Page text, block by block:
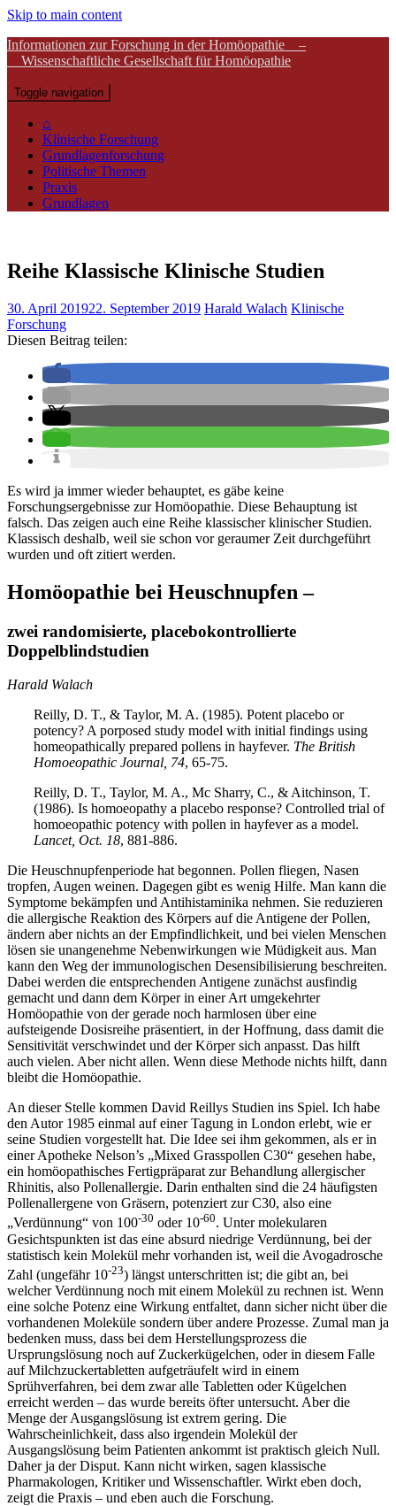
Skip to main content
Informationen zur Forschung in der Homöopathie –
Wissenschaftliche Gesellschaft für Homöopathie
Toggle navigation
⌂
Klinische Forschung
Grundlagenforschung
Politische Themen
Praxis
Grundlagen
Reihe Klassische Klinische Studien
30. April 201922. September 2019 Harald Walach Klinische
Forschung
Diesen Beitrag teilen:
Es wird ja immer wieder behauptet, es gäbe keine
Forschungsergebnisse zur Homöopathie. Diese Behauptung ist
falsch. Das zeigen auch eine Reihe klassischer klinischer Studien.
Klassisch deshalb, weil sie schon vor geraumer Zeit durchgeführt
wurden und oft zitiert werden.
Homöopathie bei Heuschnupfen –
zwei randomisierte, placebokontrollierte
Doppelblindstudien
Harald Walach
Reilly, D. T., & Taylor, M. A. (1985). Potent placebo or
potency? A porposed study model with initial findings using
homeopathically prepared pollens in hayfever. The British
Homoeopathic Journal, 74, 65-75.
Reilly, D. T., Taylor, M. A., Mc Sharry, C., & Aitchinson, T.
(1986). Is homoeopathy a placebo response? Controlled trial of
homoeopathic potency with pollen in hayfever as a model.
Lancet, Oct. 18, 881-886.
Die Heuschnupfenperiode hat begonnen. Pollen fliegen, Nasen
tropfen, Augen weinen. Dagegen gibt es wenig Hilfe. Man kann die
Symptome bekämpfen und Antihistaminika nehmen. Sie reduzieren
die allergische Reaktion des Körpers auf die Antigene der Pollen,
ändern aber nichts an der Empfindlichkeit, und bei vielen Menschen
lösen sie unangenehme Nebenwirkungen wie Müdigkeit aus. Man
kann den Weg der immunologischen Desensibilisierung beschreiten.
Dabei werden die entsprechenden Antigene zunächst ausfindig
gemacht und dann dem Körper in einer Art umgekehrter
Homöopathie von der gerade noch harmlosen über eine
aufsteigende Dosisreihe präsentiert, in der Hoffnung, dass damit die
Sensitivität verschwindet und der Körper sich anpasst. Das hilft
auch vielen. Aber nicht allen. Wenn diese Methode nichts hilft, dann
bleibt die Homöopathie.
An dieser Stelle kommen David Reillys Studien ins Spiel. Ich habe
den Autor 1985 einmal auf einer Tagung in London erlebt, wie er
seine Studien vorgestellt hat. Die Idee sei ihm gekommen, als er in
einer Apotheke Nelson’s „Mixed Grasspollen C30“ gesehen habe,
ein homöopathisches Fertigpräparat zur Behandlung allergischer
Rhinitis, also Pollenallergie. Darin enthalten sind die 24 häufigsten
Pollenallergene von Gräsern, potenziert zur C30, also eine
„Verdünnung“ von 100-30 oder 10-60. Unter molekularen
Gesichtspunkten ist das eine absurd niedrige Verdünnung, bei der
statistisch kein Molekül mehr vorhanden ist, weil die Avogadrosche
Zahl (ungefähr 10-23) längst unterschritten ist; die gibt an, bei
welcher Verdünnung noch mit einem Molekül zu rechnen ist. Wenn
eine solche Potenz eine Wirkung entfaltet, dann sicher nicht über die
vorhandenen Moleküle sondern über andere Prozesse. Zumal man ja
bedenken muss, dass bei dem Herstellungsprozess die
Ursprungslösung noch auf Zuckerkügelchen, oder in diesem Falle
auf Milchzuckertabletten aufgeträufelt wird in einem
Sprühverfahren, bei dem zwar alle Tabletten oder Kügelchen
erreicht werden – das wurde bereits öfter untersucht. Aber die
Menge der Ausgangslösung ist extrem gering. Die
Wahrscheinlichkeit, dass also irgendein Molekül der
Ausgangslösung beim Patienten ankommt ist praktisch gleich Null.
Daher ja der Disput. Kann nicht wirken, sagen klassische
Pharmakologen, Kritiker und Wissenschaftler. Wirkt eben doch,
zeigt die Praxis – und eben auch die Forschung.